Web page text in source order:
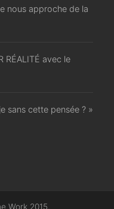
nous approche de la
RÉALITÉ avec le
sans cette pensée ? »
Work 2015.